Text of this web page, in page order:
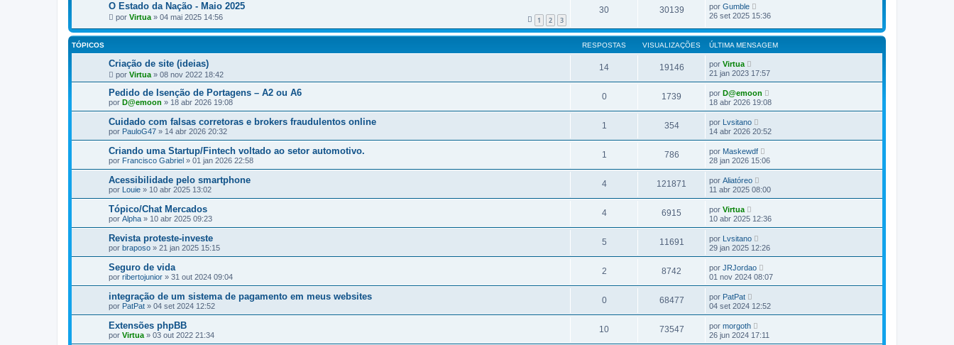
O Estado da Nação - Maio 2025
por Virtua » 04 mai 2025 14:56 1 2 3
30 30139 por Gumble
26 set 2025 15:36
TÓPICOS RESPOSTAS VISUALIZAÇÕES ÚLTIMA MENSAGEM
Criação de site (ideias)
por Virtua » 08 nov 2022 18:42
14 19146 por Virtua
21 jan 2023 17:57
Pedido de Isenção de Portagens – A2 ou A6
por D@emoon » 18 abr 2026 19:08
0 1739 por D@emoon
18 abr 2026 19:08
Cuidado com falsas corretoras e brokers fraudulentos online
por PauloG47 » 14 abr 2026 20:32
1 354 por Lvsitano
14 abr 2026 20:52
Criando uma Startup/Fintech voltado ao setor automotivo.
por Francisco Gabriel » 01 jan 2026 22:58
1 786 por Maskewdf
28 jan 2026 15:06
Acessibilidade pelo smartphone
por Louie » 10 abr 2025 13:02
4 121871 por Aliatóreo
11 abr 2025 08:00
Tópico/Chat Mercados
por Alpha » 10 abr 2025 09:23
4 6915 por Virtua
10 abr 2025 12:36
Revista proteste-investe
por braposo » 21 jan 2025 15:15
5 11691 por Lvsitano
29 jan 2025 12:26
Seguro de vida
por ribertojunior » 31 out 2024 09:04
2 8742 por JRJordao
01 nov 2024 08:07
integração de um sistema de pagamento em meus websites
por PatPat » 04 set 2024 12:52
0 68477 por PatPat
04 set 2024 12:52
Extensões phpBB
por Virtua » 03 out 2022 21:34
10 73547 por morgoth
26 jun 2024 17:11